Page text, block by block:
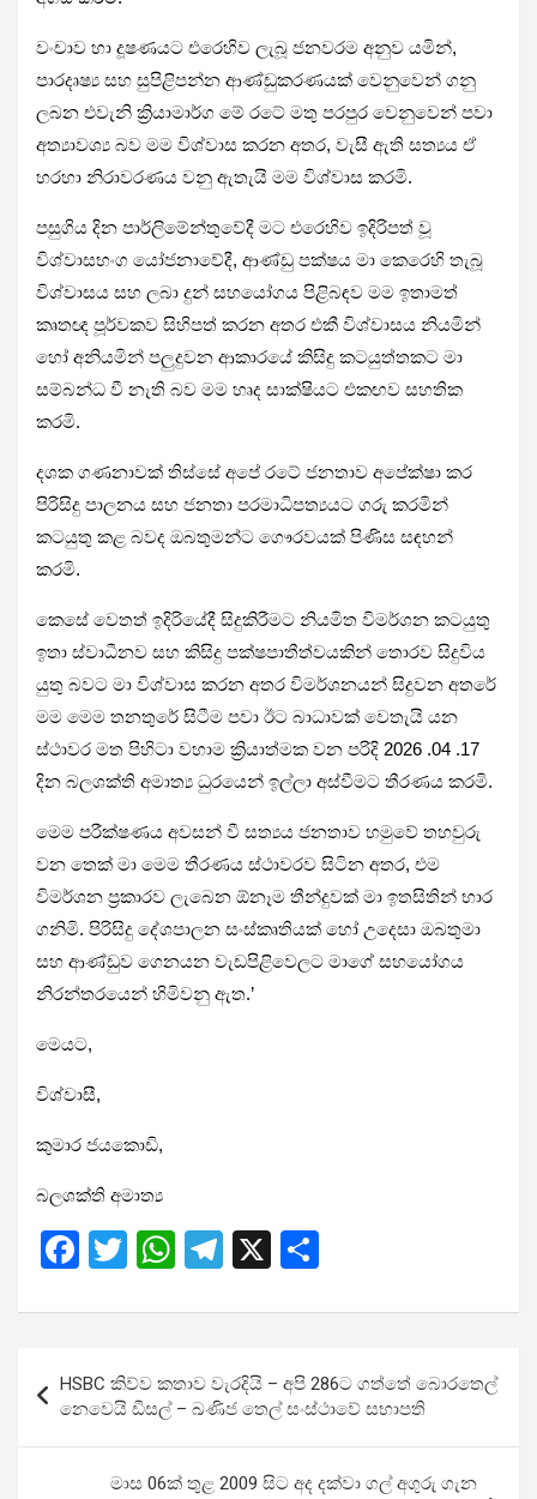
වංචාව හා දූෂණයට එරෙහිව ලැබූ ජනවරම අනුව යමින්,
පාරදෘෂ්‍ය සහ සුපිළිපන්න ආණ්ඩුකරණයක් වෙනුවෙන් ගනු
ලබන එවැනි ක්‍රියාමාර්ග මේ රටේ මතු පරපුර වෙනුවෙන් පවා
අත්‍යාවශ්‍ය බව මම විශ්වාස කරන අතර, වැසී ඇති සත්‍යය ඒ
හරහා නිරාවරණය වනු ඇතැයි මම විශ්වාස කරමි.
පසුගිය දින පාර්ලිමේන්තුවේදී මට එරෙහිව ඉදිරිපත් වූ
විශ්වාසභංග යෝජනාවේදී, ආණ්ඩු පක්ෂය මා කෙරෙහි තැබූ
විශ්වාසය සහ ලබා දුන් සහයෝගය පිළිබඳව මම ඉතාමත්
කෘතඥ පූර්වකව සිහිපත් කරන අතර එකී විශ්වාසය නියමින්
හෝ අනියමින් පලුදුවන ආකාරයේ කිසිදු කටයුත්තකට මා
සම්බන්ධ වී නැති බව මම හෘද සාක්ෂියට එකඟව සහතික
කරමි.
දශක ගණනාවක් තිස්සේ අපේ රටේ ජනතාව අපේක්ෂා කර
පිරිසිදු පාලනය සහ ජනතා පරමාධිපත්‍යයට ගරු කරමින්
කටයුතු කළ බවද ඔබතුමන්ට ගෞරවයක් පිණිස සඳහන්
කරමි.
කෙසේ වෙතත් ඉදිරියේදී සිදුකිරීමට නියමිත විමර්ශන කටයුතු
ඉතා ස්වාධීනව සහ කිසිදු පක්ෂපාතීත්වයකින් තොරව සිදුවිය
යුතු බවට මා විශ්වාස කරන අතර විමර්ශනයන් සිදුවන අතරේ
මම මෙම තනතුරේ සිටීම පවා ඊට බාධාවක් වෙතැයි යන
ස්ථාවර මත පිහිටා වහාම ක්‍රියාත්මක වන පරිදි 2026 .04 .17
දින බලශක්ති අමාත්‍ය ධුරයෙන් ඉල්ලා අස්වීමට තීරණය කරමි.
මෙම පරීක්ෂණය අවසන් වී සත්‍යය ජනතාව හමුවේ තහවුරු
වන තෙක් මා මෙම තීරණය ස්ථාවරව සිටින අතර, එම
විමර්ශන ප්‍රකාරව ලැබෙන ඕනෑම තීන්දුවක් මා ඉතසිතින් භාර
ගනිමි. පිරිසිදු දේශපාලන සංස්කෘතියක් හෝ උදෙසා ඔබතුමා
සහ ආණ්ඩුව ගෙනයන වැඩපිළිවෙලට මාගේ සහයෝගය
නිරන්තරයෙන් හිමිවනු ඇත.’
මෙයට,
විශ්වාසී,
කුමාර ජයකොඩි,
බලශක්ති අමාත්‍ය
F
ce
b
o
o
T
tt
er
W
at
A
p
p
T
e
gr
a
m
X
ar
e
navigation
HSBC කිව්ව කතාව වැරදියි – අපි 286ට ගත්තේ බොරතෙල්
නෙවෙයි ඩීසල් – ඛණිජ තෙල් සංස්ථාවේ සභාපති
මාස 06ක් තුළ 2009 සිට අද දක්වා ගල් අගුරු ගැන